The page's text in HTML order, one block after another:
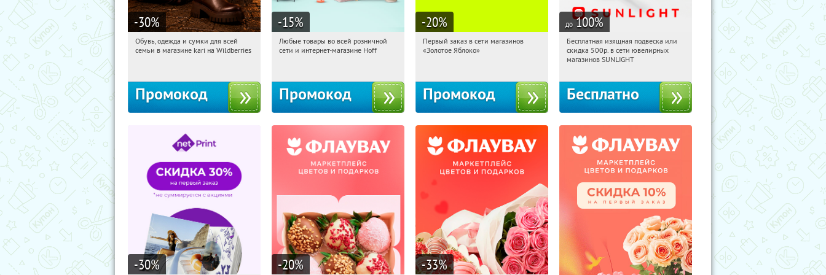
-30%
11:26:06 Получили:
Обувь, одежда и сумки для всей
семьи в магазине kari на Wildberries
Промокод
-15%
11:26:06 Получили:
Любые товары во всей розничной
сети и интернет-магазине Hoff
Промокод
-20%
11:26:06
Получи первым!
Первый заказ в сети магазинов
«Золотое Яблоко»
Промокод
до 100%
11:26:06 Получили:
Россия
Бесплатная изящная подвеска или
скидка 500р. в сети ювелирных
магазинов SUNLIGHT
Бесплатно
-30% -20% -33%